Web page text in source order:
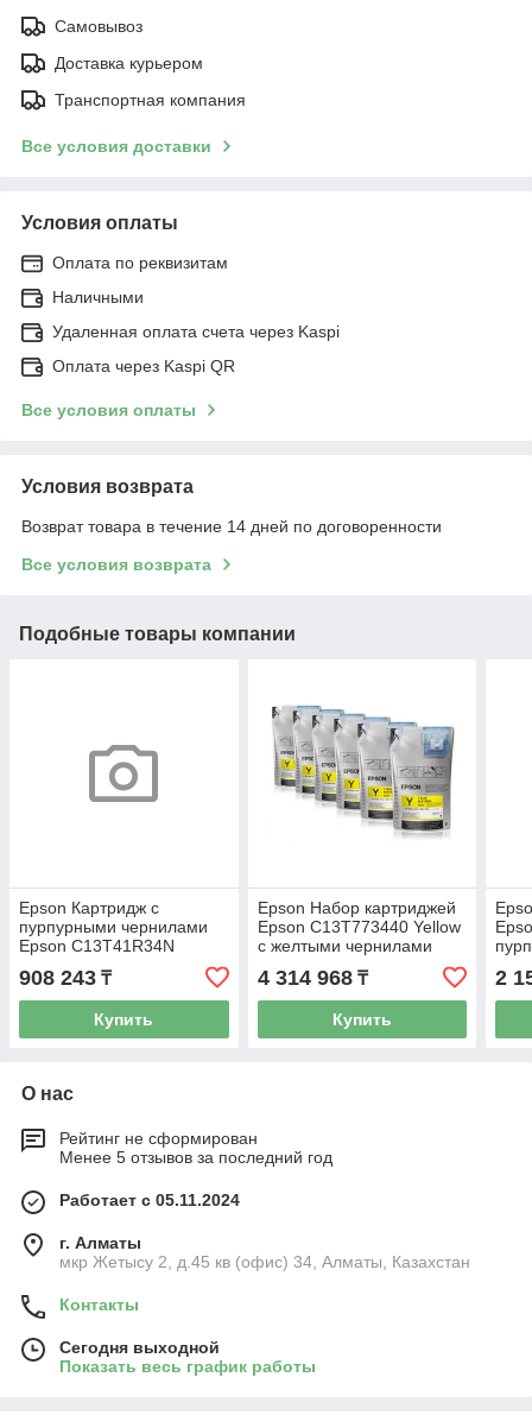
Самовывоз
Доставка курьером
Транспортная компания
Все условия доставки
Условия оплаты
Оплата по реквизитам
Наличными
Удаленная оплата счета через Kaspi
Оплата через Kaspi QR
Все условия оплаты
Условия возврата
Возврат товара в течение 14 дней по договоренности
Все условия возврата
Подобные товары компании
Epson Картридж с
пурпурными чернилами
Epson C13T41R34N
UltraChrome XD2 110ml
908 243 ₸
Купить
Epson Набор картриджей
Epson C13T773440 Yellow
с желтыми чернилами
6х1л для Epson SureColor
SC-B6000/B7000
4 314 968₸
Купить
2
О нас
Рейтинг не сформирован
Менее 5 отзывов за последний год
Работает с 05.11.2024
г. Алматы
мкр Жетысу 2, д.45 кв (офис) 34, Алматы, Казахстан
Контакты
Сегодня выходной
Показать весь график работы